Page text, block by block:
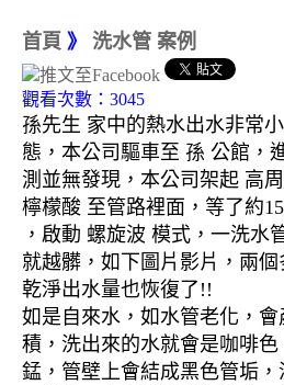
首頁 》 洗水管 案例
觀看次數：3045
孫先生 家中的熱水出水非常
態，本公司驅車至 孫 公館，
測並無發現，本公司架起 高
檸檬酸 至管路裡面，等了約
，啟動 螺旋波 模式，一洗水
就越髒，如下圖片影片，兩
乾淨出水量也恢復了!!
如是自來水，如水管老化，
積，洗出來的水就會是咖啡
錳，管壁上會結成黑色管垢